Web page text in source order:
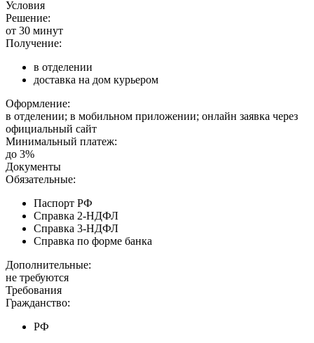
Условия
Решение:
от 30 минут
Получение:
в отделении
доставка на дом курьером
Оформление:
в отделении; в мобильном приложении; онлайн заявка через
официальный сайт
Минимальный платеж:
до 3%
Документы
Обязательные:
Паспорт РФ
Справка 2-НДФЛ
Справка 3-НДФЛ
Справка по форме банка
Дополнительные:
не требуются
Требования
Гражданство:
РФ